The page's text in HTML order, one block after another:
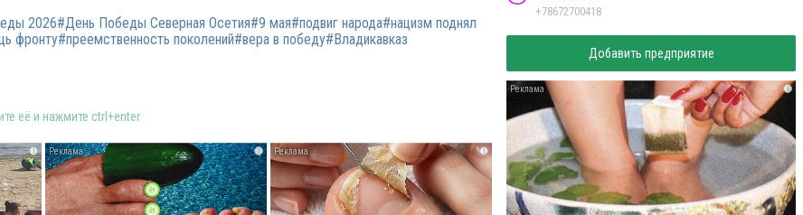
2026#День Победы Северная Осетия#9 мая#подвиг народа#нацизм поднял
фронту#преемственность поколений#вера в победу#Владикавказ
её и нажмите ctrl+enter
i i i
+78672700418
Добавить предприятие
i